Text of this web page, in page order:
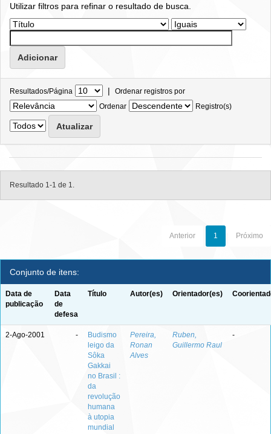
Utilizar filtros para refinar o resultado de busca.
Resultados/Página | Ordenar registros por
Ordenar
Registro(s)
Resultado 1-1 de 1.
Anterior 1 Próximo
Conjunto de itens:
Data de
publicação
Data
de
defesa
Título Autor(es) Orientador(es)
2-Ago-2001 -
Budismo
leigo da
Sôka
Gakkai
no Brasil :
da
revolução
humana
à utopia
mundial
Pereira,
Ronan
Alves
Ruben,
Guillermo Raul
-